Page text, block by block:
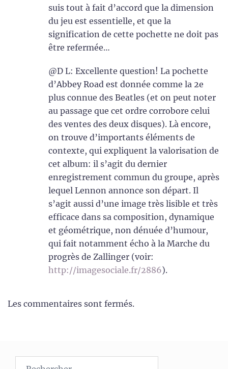
suis tout à fait d’accord que la dimension
du jeu est essentielle, et que la
signification de cette pochette ne doit pas
être refermée…
@D L: Excellente question! La pochette
d’Abbey Road est donnée comme la 2e
plus connue des Beatles (et on peut noter
au passage que cet ordre corrobore celui
des ventes des deux disques). Là encore,
on trouve d’importants éléments de
contexte, qui expliquent la valorisation de
cet album: il s’agit du dernier
enregistrement commun du groupe, après
lequel Lennon annonce son départ. Il
s’agit aussi d’une image très lisible et très
efficace dans sa composition, dynamique
et géométrique, non dénuée d’humour,
qui fait notamment écho à la Marche du
progrès de Zallinger (voir:
http://imagesociale.fr/2886).
Les commentaires sont fermés.